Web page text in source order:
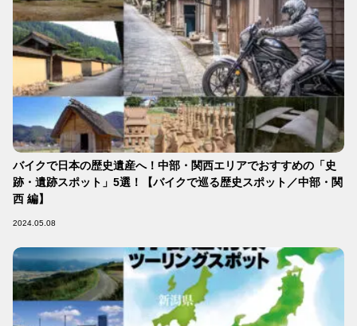
バイクで日本の歴史遺産へ！中部・関西エリアでおすすめの「史
跡・遺跡スポット」5選！【バイクで巡る歴史スポット／中部・関
西 編】
2024.05.08